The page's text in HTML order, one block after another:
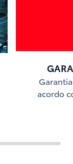
acordo